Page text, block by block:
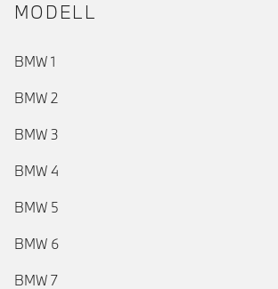
MODELL
BMW 1
BMW 2
BMW 3
BMW 4
BMW 5
BMW 6
BMW 7